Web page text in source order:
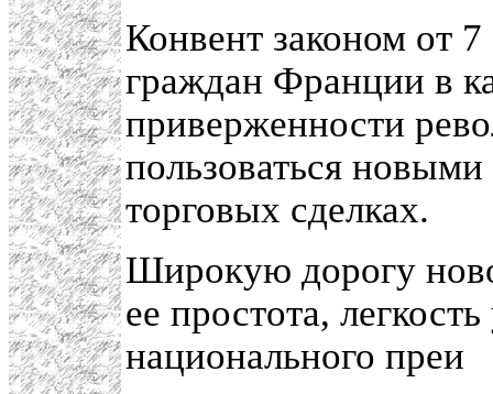
Конвент законом от 7
граждан Франции в
приверженности
пользоваться
торговых сделках.
Широкую дорогу
ее простота,
национального преи